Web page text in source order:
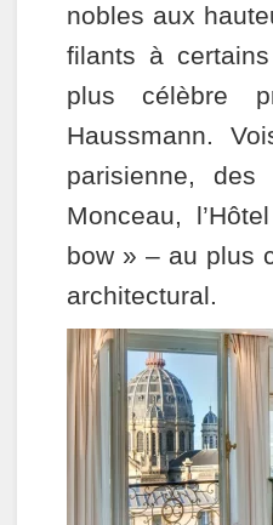
nobles aux
filants à
plus célèbre
Haussmann.
parisienne,
Monceau,
bow » – au plus
architectural.